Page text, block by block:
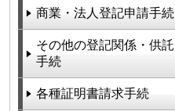
商業・法人登記申請手続
その他の登記関係・供託
手続
各種証明書請求手続